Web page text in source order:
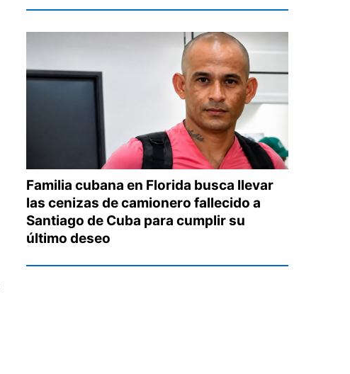
Familia cubana en Florida busca llevar
las cenizas de camionero fallecido a
Santiago de Cuba para cumplir su
último deseo